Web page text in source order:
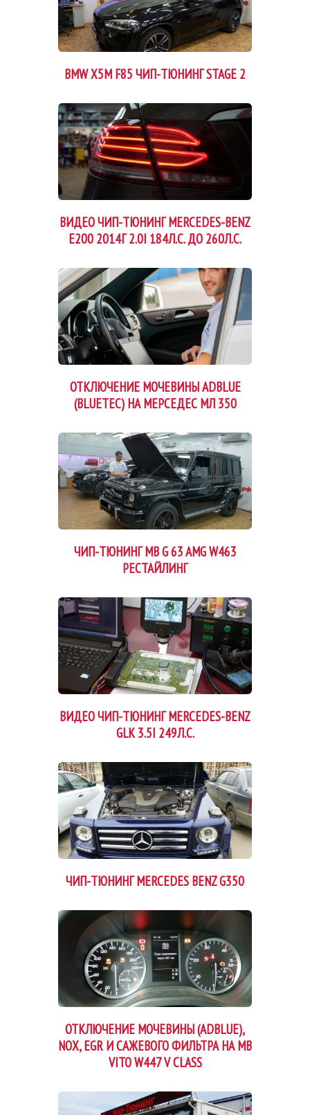
BMW X5M F85 ЧИП-ТЮНИНГ STAGE 2
ВИДЕО ЧИП-ТЮНИНГ MERCEDES-BENZ
E200 2014Г 2.0I 184Л.С. ДО 260Л.С.
ОТКЛЮЧЕНИЕ МОЧЕВИНЫ ADBLUE
(BLUETEC) НА МЕРСЕДЕС МЛ 350
ЧИП-ТЮНИНГ MB G 63 AMG W463
РЕСТАЙЛИНГ
ВИДЕО ЧИП-ТЮНИНГ MERCEDES-BENZ
GLK 3.5I 249Л.С.
ЧИП-ТЮНИНГ MERCEDES BENZ G350
ОТКЛЮЧЕНИЕ МОЧЕВИНЫ (ADBLUE),
NOX, EGR И САЖЕВОГО ФИЛЬТРА НА MB
VITO W447 V CLASS